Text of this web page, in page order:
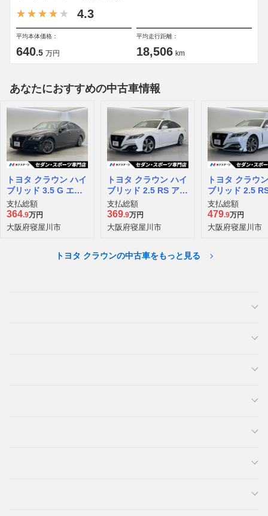
4.3
平均本体価格：
640.5 万円
平均走行距離：
18,506 km
あなたにおすすめの中古車情報
トヨタ クラウン ハイ
ブリッド 3.5 G エグ
ゼクティブ
支払総額
364.9万円
大阪府寝屋川市
トヨタ クラウン ハイ
ブリッド 2.5 RS アド
バンス
支払総額
369.9万円
大阪府寝屋川市
トヨタ クラウ
ブリッド 2.5
支払総額
479.9万円
大阪府寝屋川市
トヨタ クラウンの中古車をもっと見る